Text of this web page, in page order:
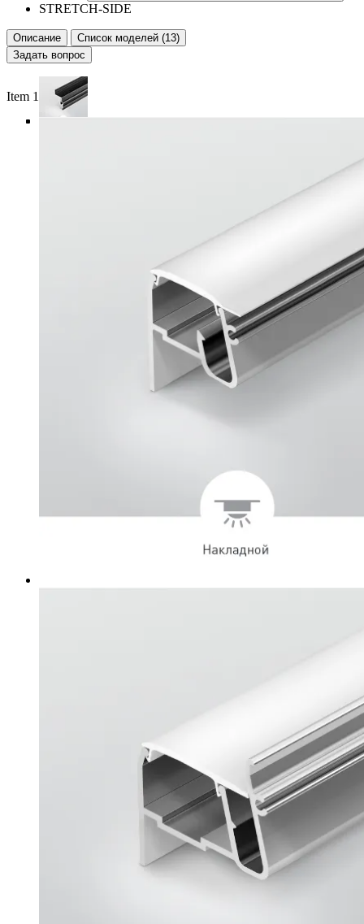
STRETCH-SIDE
Описание
Список моделей (13)
Задать вопрос
Item 1 of 5